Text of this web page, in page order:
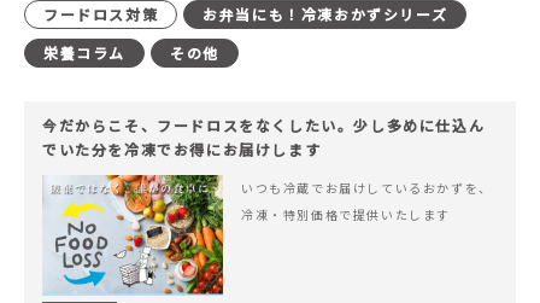
フードロス対策
お弁当にも！冷凍おかずシリーズ
栄養コラム
その他
今だからこそ、フードロスをなくしたい。少し多めに仕込ん
でいた分を冷凍でお得にお届けします
いつも冷蔵でお届けしているおかずを、
冷凍・特別価格で提供いたします